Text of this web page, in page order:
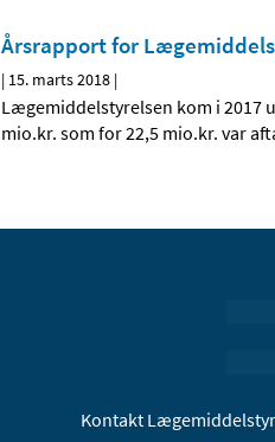
Årsrapport for
| 15. marts 2018 |
Lægemiddelstyrelsen kom i 2017
mio.kr. som for 22,5 mio.kr. var
Kontakt